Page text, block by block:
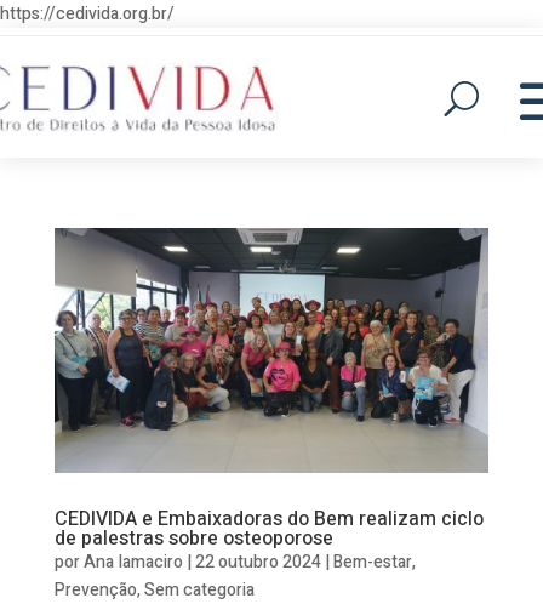
https://cedivida.org.br/
CEDIVIDA e Embaixadoras do Bem realizam ciclo
de palestras sobre osteoporose
porAna Iamaciro |22 outubro 2024|Bem-estar,
Prevenção,Sem categoria